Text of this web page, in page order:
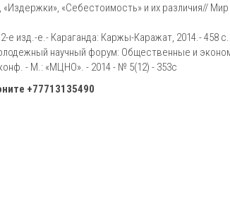
«Себестоимость» и их различия//
изд.-е.- Караганда: Каржы-Каражат, 2014.- 458 с.
научный форум: Общественные и
- М.: «МЦНО». - 2014 - № 5(12) - 353с
+77713135490